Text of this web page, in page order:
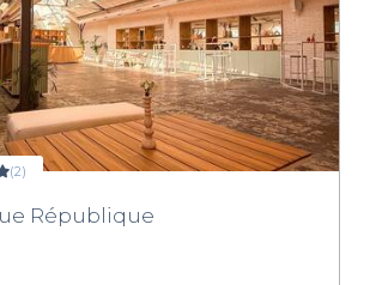
(2)
République